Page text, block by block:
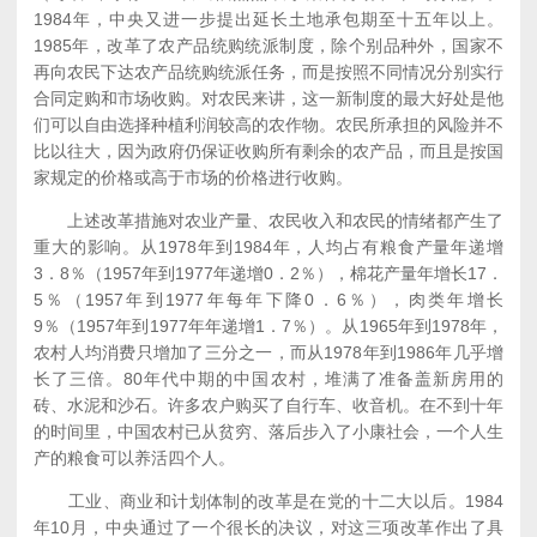
1984年，中央又进一步提出延长土地承包期至十五年以上。
1985年，改革了农产品统购统派制度，除个别品种外，国家不
再向农民下达农产品统购统派任务，而是按照不同情况分别实行
合同定购和市场收购。对农民来讲，这一新制度的最大好处是他
们可以自由选择种植利润较高的农作物。农民所承担的风险并不
比以往大，因为政府仍保证收购所有剩余的农产品，而且是按国
家规定的价格或高于市场的价格进行收购。
上述改革措施对农业产量、农民收入和农民的情绪都产生了
重大的影响。从1978年到1984年，人均占有粮食产量年递增
3．8％（1957年到1977年递增0．2％），棉花产量年增长17．
5％（1957年到1977年每年下降0．6％），肉类年增长
9％（1957年到1977年年递增1．7％）。从1965年到1978年，
农村人均消费只增加了三分之一，而从1978年到1986年几乎增
长了三倍。80年代中期的中国农村，堆满了准备盖新房用的
砖、水泥和沙石。许多农户购买了自行车、收音机。在不到十年
的时间里，中国农村已从贫穷、落后步入了小康社会，一个人生
产的粮食可以养活四个人。
工业、商业和计划体制的改革是在党的十二大以后。1984
年10月，中央通过了一个很长的决议，对这三项改革作出了具